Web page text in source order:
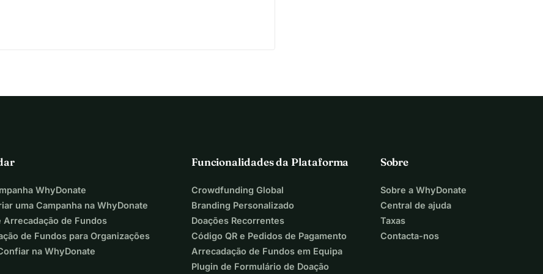
WhyDonate
uma Campanha na WhyDonate
Arrecadação de Fundos
de Fundos para Organizações
na WhyDonate
Funcionalidades da Plataforma
Crowdfunding Global
Branding Personalizado
Doações Recorrentes
Código QR e Pedidos de Pagamento
Arrecadação de Fundos em Equipa
Plugin de Formulário de Doação
Sobre
Sobre a WhyDonate
Central de ajuda
Taxas
Contacta-nos